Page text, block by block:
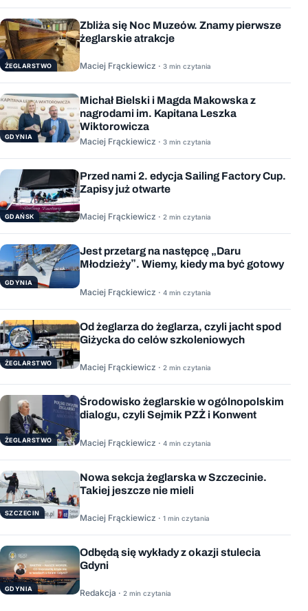
ŻEGLARSTWO
Zbliża się Noc Muzeów. Znamy pierwsze
żeglarskie atrakcje
Maciej Frąckiewicz · 3 min czytania
GDYNIA
Michał Bielski i Magda Makowska z
nagrodami im. Kapitana Leszka
Wiktorowicza
Maciej Frąckiewicz · 3 min czytania
GDAŃSK
Przed nami 2. edycja Sailing Factory Cup.
Zapisy już otwarte
Maciej Frąckiewicz · 2 min czytania
GDYNIA
Jest przetarg na następcę „Daru
Młodzieży”. Wiemy, kiedy ma być gotowy
Maciej Frąckiewicz · 4 min czytania
ŻEGLARSTWO
Od żeglarza do żeglarza, czyli jacht spod
Giżycka do celów szkoleniowych
Maciej Frąckiewicz · 2 min czytania
ŻEGLARSTWO
Środowisko żeglarskie w ogólnopolskim
dialogu, czyli Sejmik PZŻ i Konwent
Maciej Frąckiewicz · 4 min czytania
SZCZECIN
Nowa sekcja żeglarska w Szczecinie.
Takiej jeszcze nie mieli
Maciej Frąckiewicz · 1 min czytania
GDYNIA
Odbędą się wykłady z okazji stulecia
Gdyni
Redakcja · 2 min czytania